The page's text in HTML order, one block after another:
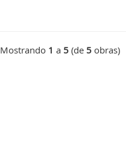
Mostrando 1 a 5 (de 5 obras)